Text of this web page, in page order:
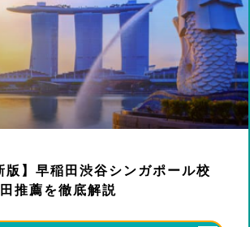
版】早稲田渋谷シンガポール校
推薦を徹底解説